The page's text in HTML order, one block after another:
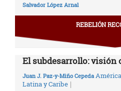
Salvador López Arnal
REBELIÓN
El subdesarrollo: visión
Juan J. Paz-y-Miño Cepeda América
Latina y Caribe |